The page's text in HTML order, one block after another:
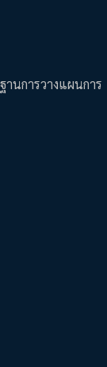
นการวางแผนการ